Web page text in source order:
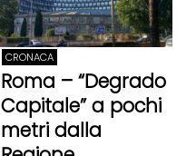
CRONACA
Roma – “Degrado
Capitale” a pochi
metri dalla